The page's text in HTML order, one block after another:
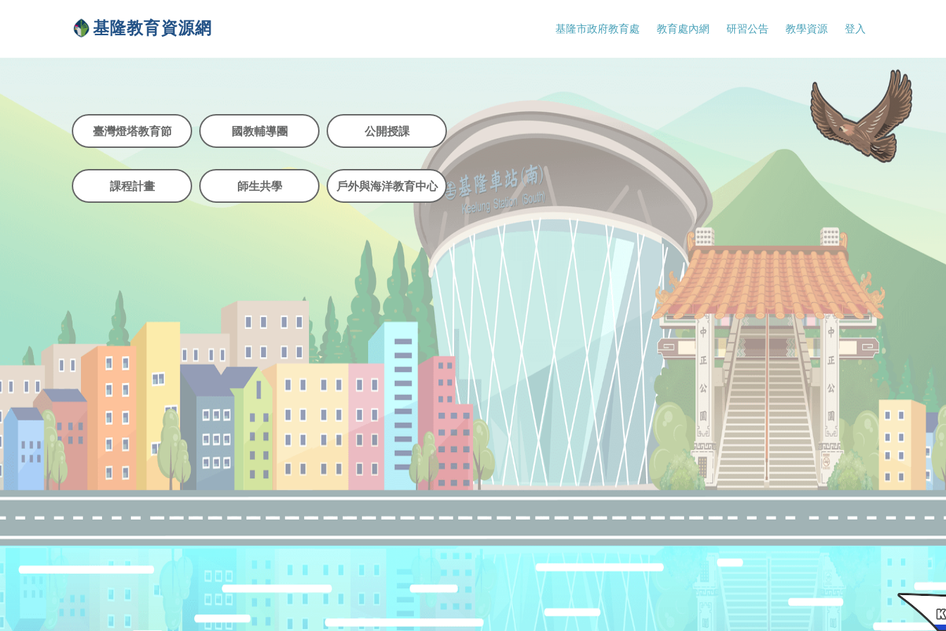
基隆市政府教育處 教育處內網 研習公告 教學資源 登入
臺灣燈塔教育節 國教輔導團 公開授課
課程計畫 師生共學 戶外與海洋教育中心